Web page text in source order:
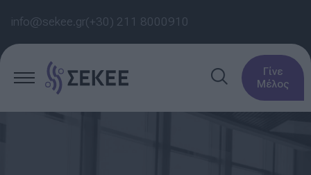
info@sekee.gr(+30) 211 8000910
Γίνε
Μέλος